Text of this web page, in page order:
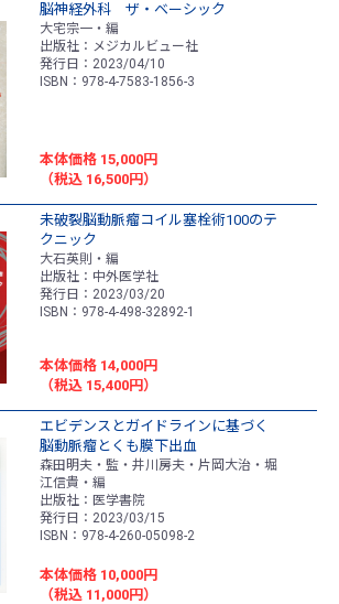
脳神経外科 ザ・ベーシック
大宅宗一・編
出版社：メジカルビュー社
発行日：2023/04/10
ISBN：978-4-7583-1856-3
本体価格 15,000円
（税込 16,500円）
未破裂脳動脈瘤コイル塞栓術100のテ
クニック
大石英則・編
出版社：中外医学社
発行日：2023/03/20
ISBN：978-4-498-32892-1
本体価格 14,000円
（税込 15,400円）
エビデンスとガイドラインに基づく
脳動脈瘤とくも膜下出血
森田明夫・監・井川房夫・片岡大治・堀
江信貴・編
出版社：医学書院
発行日：2023/03/15
ISBN：978-4-260-05098-2
本体価格 10,000円
（税込 11,000円）